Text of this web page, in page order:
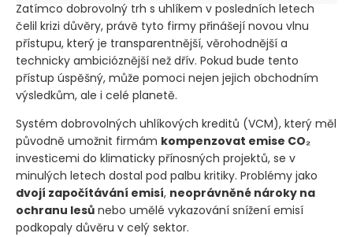
Zatímco dobrovolný trh s uhlíkem v posledních letech
čelil krizi důvěry, právě tyto firmy přinášejí novou vlnu
přístupu, který je transparentnější, věrohodnější a
technicky ambicióznější než dřív. Pokud bude tento
přístup úspěšný, může pomoci nejen jejich obchodním
výsledkům, ale i celé planetě.
Systém dobrovolných uhlíkových kreditů (VCM), který měl
původně umožnit firmám kompenzovat emise CO₂
investicemi do klimaticky přínosných projektů, se v
minulých letech dostal pod palbu kritiky. Problémy jako
dvojí započítávání emisí, neoprávněné nároky na
ochranu lesů nebo umělé vykazování snížení emisí
podkopaly důvěru v celý sektor.